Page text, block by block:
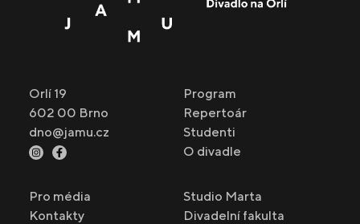
Orlí 19
602 00 Brno
dno@jamu.cz
Program
Repertoár
Studenti
O divadle
Pro média
Kontakty
Studio Marta
Divadelní fakulta